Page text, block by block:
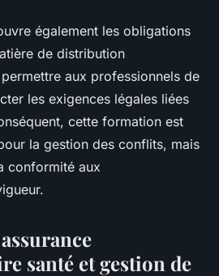
également les obligations
de distribution
aux professionnels de
les exigences légales liées
cette formation est
la gestion des conflits, mais
conformité aux
santé et gestion de